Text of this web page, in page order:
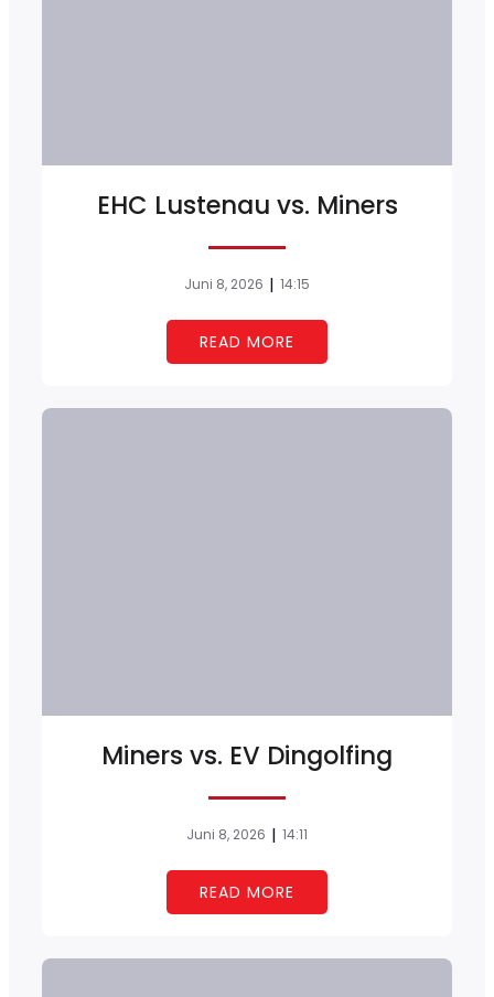
EHC Lustenau vs. Miners
Juni 8, 2026 | 14:15
READ MORE
Miners vs. EV Dingolfing
Juni 8, 2026 | 14:11
READ MORE